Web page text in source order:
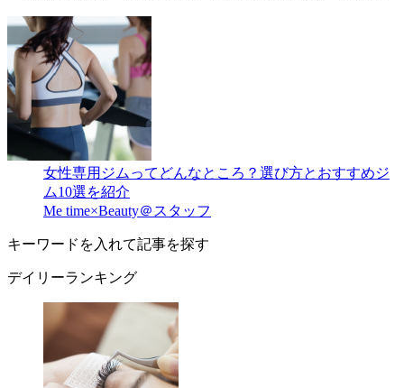
女性専用ジムってどんなところ？選び方とおすすめジ
ム10選を紹介
Me time×Beauty＠スタッフ
キーワードを入れて記事を探す
デイリーランキング